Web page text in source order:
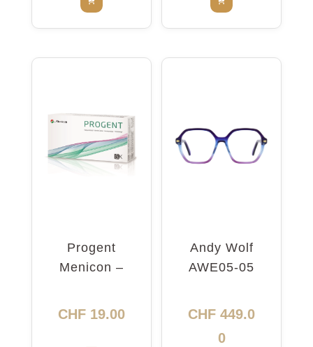
Progent
Menicon –
intensif
CHF19.00
Andy Wolf
AWE05-05
CHF 449.0
0